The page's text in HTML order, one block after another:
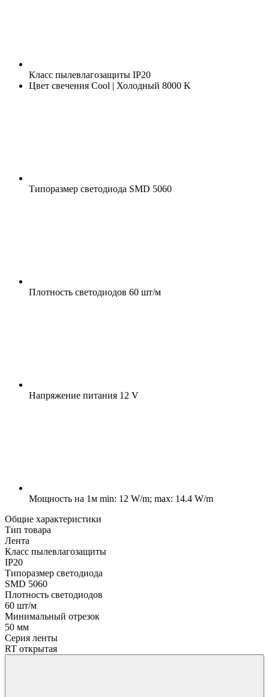
Класс пылевлагозащиты IP20
Цвет свечения Cool | Холодный 8000 K
Типоразмер светодиода SMD 5060
Плотность светодиодов 60 шт/м
Напряжение питания 12 V
Мощность на 1м min: 12 W/m; max: 14.4 W/m
Общие характеристики
Тип товара
Лента
Класс пылевлагозащиты
IP20
Типоразмер светодиода
SMD 5060
Плотность светодиодов
60 шт/м
Минимальный отрезок
50 мм
Серия ленты
RT открытая